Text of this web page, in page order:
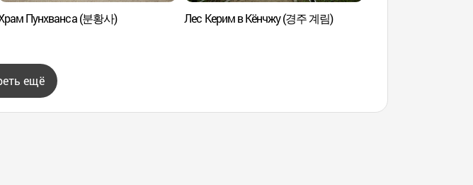
Пунхванса (분황사) Лес Керим в Кёнчжу (경주 계림)
ещё